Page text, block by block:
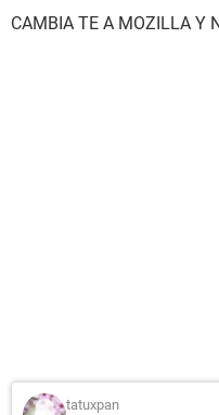
CAMBIA TE A MOZILLA Y
tatuxpan